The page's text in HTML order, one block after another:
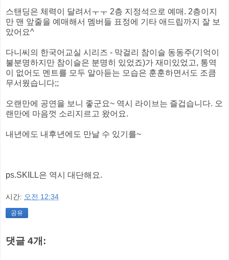
스탠딩은 체력이 달려서ㅜㅜ 2층 지정석으로 예매. 2층이지
만 맨 앞줄을 예매해서 멤버들 표정에 기타 애드립까지 잘 보
았어요^
다니씨의 한국어교실 시리즈 - 막걸리 참이슬 동동주(기억이
불분명하지만 참이슬은 분명히 있었죠)가 재미있었고, 통역
이 없어도 멘트를 모두 알아듣는 모습은 훈훈하면서도 조큼
무서웠습니다;;
오랜만에 공연을 보니 좋군요~ 역시 라이브는 즐겁습니다. 오
랜만에 마음껏 소리지르고 왔어요.
내년에도 내후년에도 만날 수 있기를~
ps.SKILL은 역시 대단해요.
시간: 오전 12:34
공유
댓글 4개: